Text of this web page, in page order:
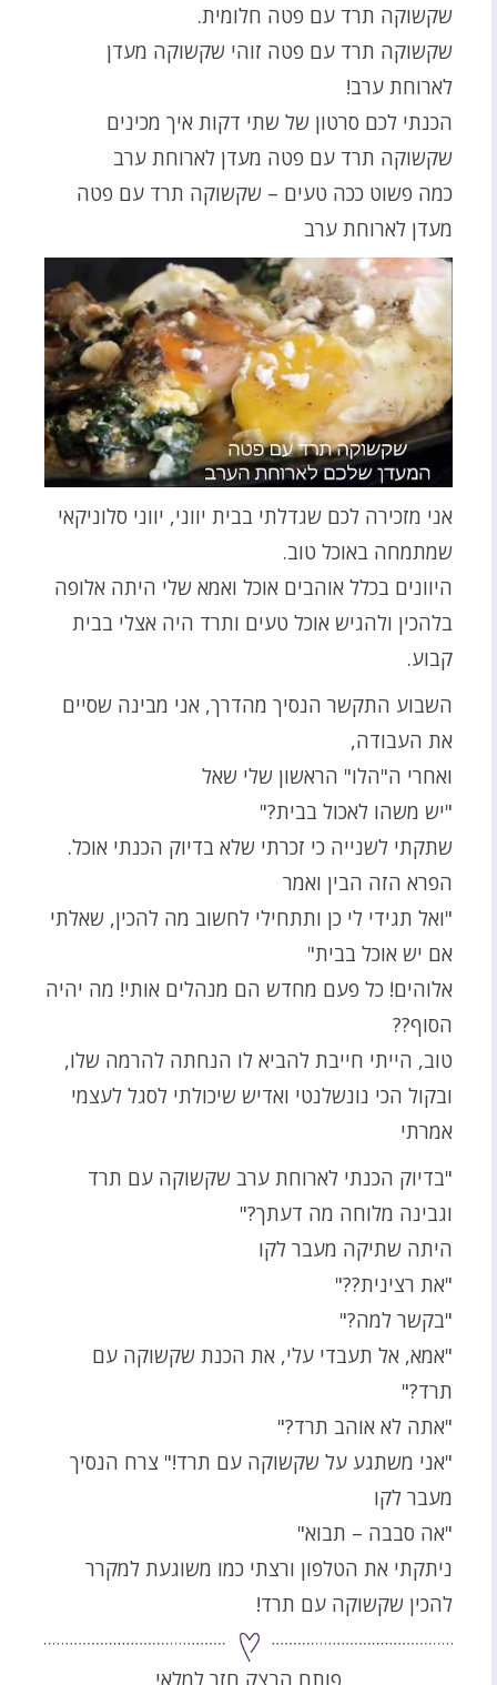
שקשוקה תרד עם פטה חלומית.
שקשוקה תרד עם פטה זוהי שקשוקה מעדן
לארוחת ערב!
הכנתי לכם סרטון של שתי דקות איך מכינים
שקשוקה תרד עם פטה מעדן לארוחת ערב
כמה פשוט ככה טעים – שקשוקה תרד עם פטה
מעדן לארוחת ערב
אני מזכירה לכם שגדלתי בבית יווני, יווני סלוניקאי
שמתמחה באוכל טוב.
היוונים בכלל אוהבים אוכל ואמא שלי היתה אלופה
בלהכין ולהגיש אוכל טעים ותרד היה אצלי בבית
קבוע.
השבוע התקשר הנסיך מהדרך, אני מבינה שסיים
את העבודה,
ואחרי ה"הלו" הראשון שלי שאל
"יש משהו לאכול בבית?"
שתקתי לשנייה כי זכרתי שלא בדיוק הכנתי אוכל.
הפרא הזה הבין ואמר
"ואל תגידי לי כן ותתחילי לחשוב מה להכין, שאלתי
אם יש אוכל בבית"
אלוהים! כל פעם מחדש הם מנהלים אותי! מה יהיה
הסוף??
טוב, הייתי חייבת להביא לו הנחתה להרמה שלו,
ובקול הכי נונשלנטי ואדיש שיכולתי לסגל לעצמי
אמרתי
"בדיוק הכנתי לארוחת ערב שקשוקה עם תרד
וגבינה מלוחה מה דעתך?"
היתה שתיקה מעבר לקו
"את רצינית??"
"בקשר למה?"
"אמא, אל תעבדי עלי, את הכנת שקשוקה עם
תרד?"
"אתה לא אוהב תרד?"
"אני משתגע על שקשוקה עם תרד!" צרח הנסיך
מעבר לקו
"אה סבבה – תבוא"
ניתקתי את הטלפון ורצתי כמו משוגעת למקרר
להכין שקשוקה עם תרד!
פותח הבצק חזר למלאי